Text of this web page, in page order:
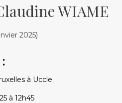
WIAME
2025)
à Uccle
à 12h45